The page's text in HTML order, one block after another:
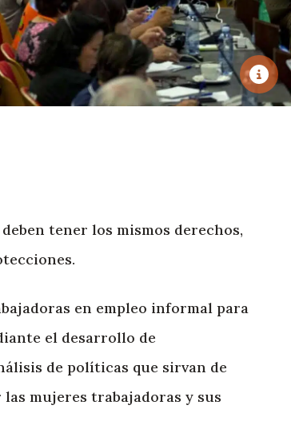
tener los mismos derechos,
en empleo informal para
el desarrollo de
de políticas que sirvan de
mujeres trabajadoras y sus